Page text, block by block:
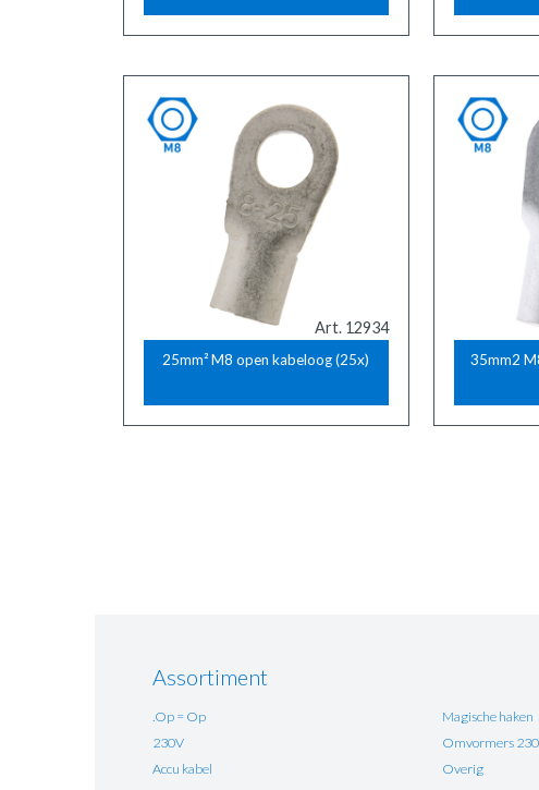
Art. 12934
25mm² M8 open kabeloog (25x) 35mm2
Assortiment
.Op = Op
230V
Accu kabel
Magische haken
Omvormers
Overig